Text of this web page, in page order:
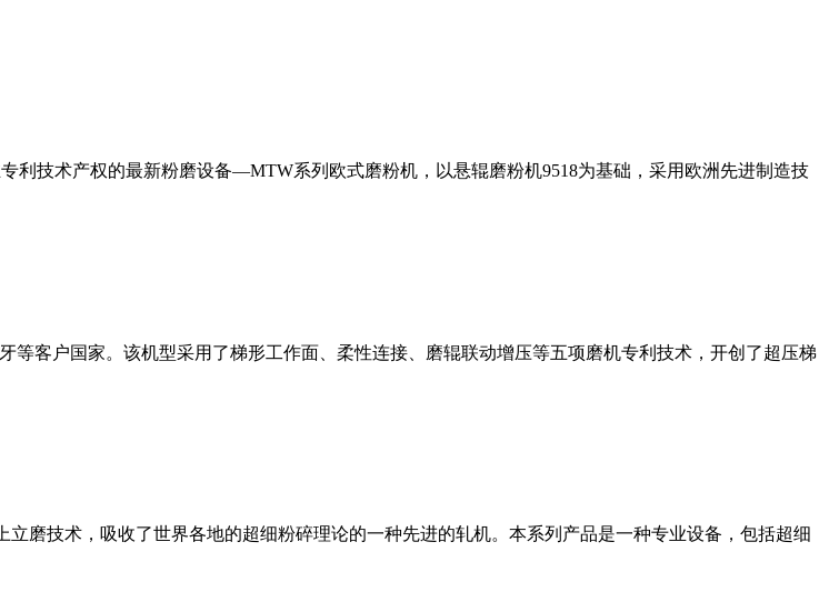
利技术产权的最新粉磨设备—MTW系列欧式磨粉机，以悬辊磨粉机9518为基础，采用欧洲先进制造技
客户国家。该机型采用了梯形工作面、柔性连接、磨辊联动增压等五项磨机专利技术，开创了超压梯
磨技术，吸收了世界各地的超细粉碎理论的一种先进的轧机。本系列产品是一种专业设备，包括超细